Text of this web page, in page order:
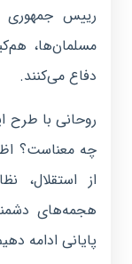
رییس جمهوری
مسلمان‌ها،
دفاع می‌کنند.
روحانی با طرح
چه معناست؟
از استقلال،
هجمه‌های
پایانی ادامه